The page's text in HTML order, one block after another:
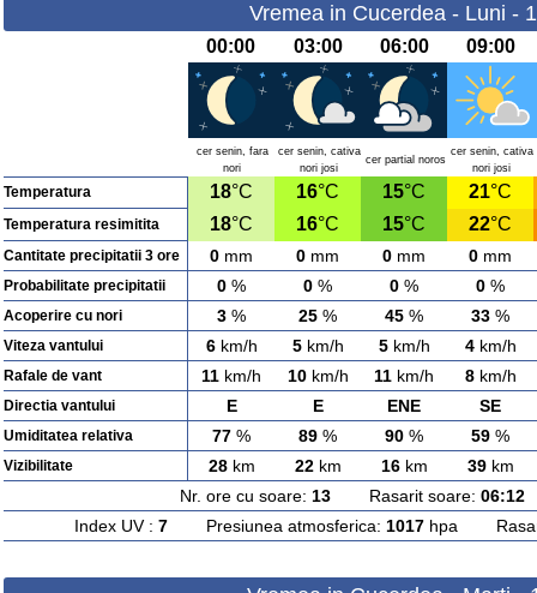
Vremea in Cucerdea - Luni -
00:00 03:00 06:00 09:00
cer senin, fara
nori
cer senin, cativa
nori josi
cer partial noros
cer senin, cativa
nori josi
Temperatura 18°C 16°C 15°C 21°C
Temperatura resimitita 18°C 16°C 15°C 22°C
Cantitate precipitatii 3 ore 0 mm 0 mm 0 mm 0 mm
Probabilitate precipitatii 0 % 0 % 0 % 0 %
Acoperire cu nori 3 % 25 % 45 % 33 %
Viteza vantului 6km/h 5km/h 5km/h 4km/h
Rafale de vant 11 km/h 10km/h 11 km/h 8km/h
Directia vantului E E ENE SE
Umiditatea relativa 77 % 89 % 90 % 59 %
Vizibilitate 28km 22km 16km 39km
Nr. ore cu soare: 13Rasarit soare: 06:12
Index UV : 7Presiunea atmosferica: 1017hpa